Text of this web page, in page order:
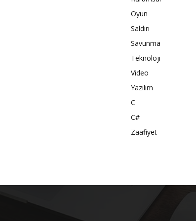
Oyun
Saldırı
Savunma
Teknoloji
Video
Yazılım
C
C#
Zaafiyet